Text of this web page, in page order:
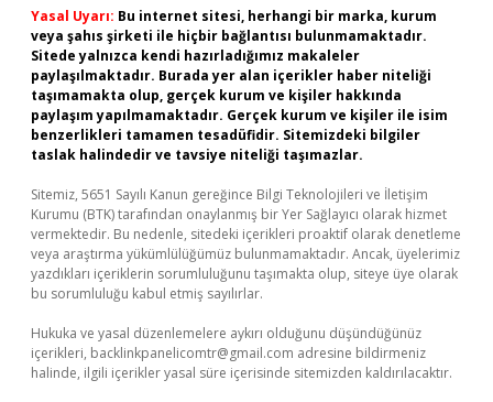
Yasal Uyarı: Bu internet sitesi, herhangi bir marka, kurum
veya şahıs şirketi ile hiçbir bağlantısı bulunmamaktadır.
Sitede yalnızca kendi hazırladığımız makaleler
paylaşılmaktadır. Burada yer alan içerikler haber niteliği
taşımamakta olup, gerçek kurum ve kişiler hakkında
paylaşım yapılmamaktadır. Gerçek kurum ve kişiler ile isim
benzerlikleri tamamen tesadüfidir. Sitemizdeki bilgiler
taslak halindedir ve tavsiye niteliği taşımazlar.
Sitemiz, 5651 Sayılı Kanun gereğince Bilgi Teknolojileri ve İletişim
Kurumu (BTK) tarafından onaylanmış bir Yer Sağlayıcı olarak hizmet
vermektedir. Bu nedenle, sitedeki içerikleri proaktif olarak denetleme
veya araştırma yükümlülüğümüz bulunmamaktadır. Ancak, üyelerimiz
yazdıkları içeriklerin sorumluluğunu taşımakta olup, siteye üye olarak
bu sorumluluğu kabul etmiş sayılırlar.
Hukuka ve yasal düzenlemelere aykırı olduğunu düşündüğünüz
içerikleri, backlinkpanelicomtr@gmail.com adresine bildirmeniz
halinde, ilgili içerikler yasal süre içerisinde sitemizden kaldırılacaktır.